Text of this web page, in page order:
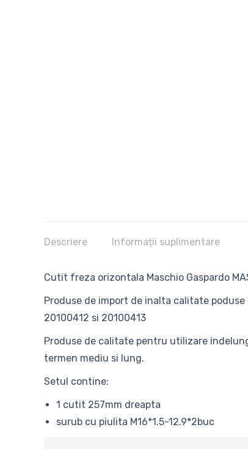
Descriere Informații suplimentare
Cutit freza orizontala Maschio Gaspardo
Produse de import de inalta calitate
20100412 si 20100413
Produse de calitate pentru utilizare
termen mediu si lung.
Setul contine:
1 cutit 257mm dreapta
surub cu piulita M16*1.5-12.9*2buc